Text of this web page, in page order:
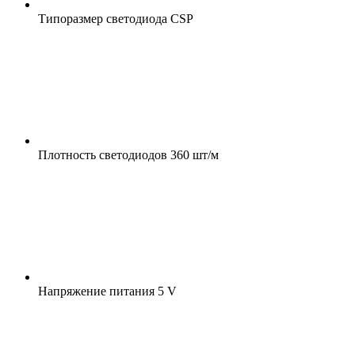
Типоразмер светодиода CSP
Плотность светодиодов 360 шт/м
Напряжение питания 5 V